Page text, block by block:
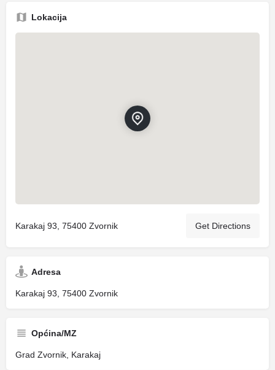
Lokacija
Karakaj 93, 75400 Zvornik Get Directions
Adresa
Karakaj 93, 75400 Zvornik
Općina/MZ
Grad Zvornik, Karakaj